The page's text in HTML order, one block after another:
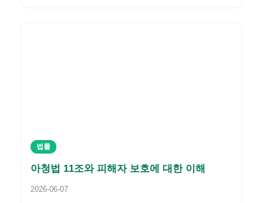
법률
아청법 11조와 피해자 보호에 대한 이해
2026-06-07